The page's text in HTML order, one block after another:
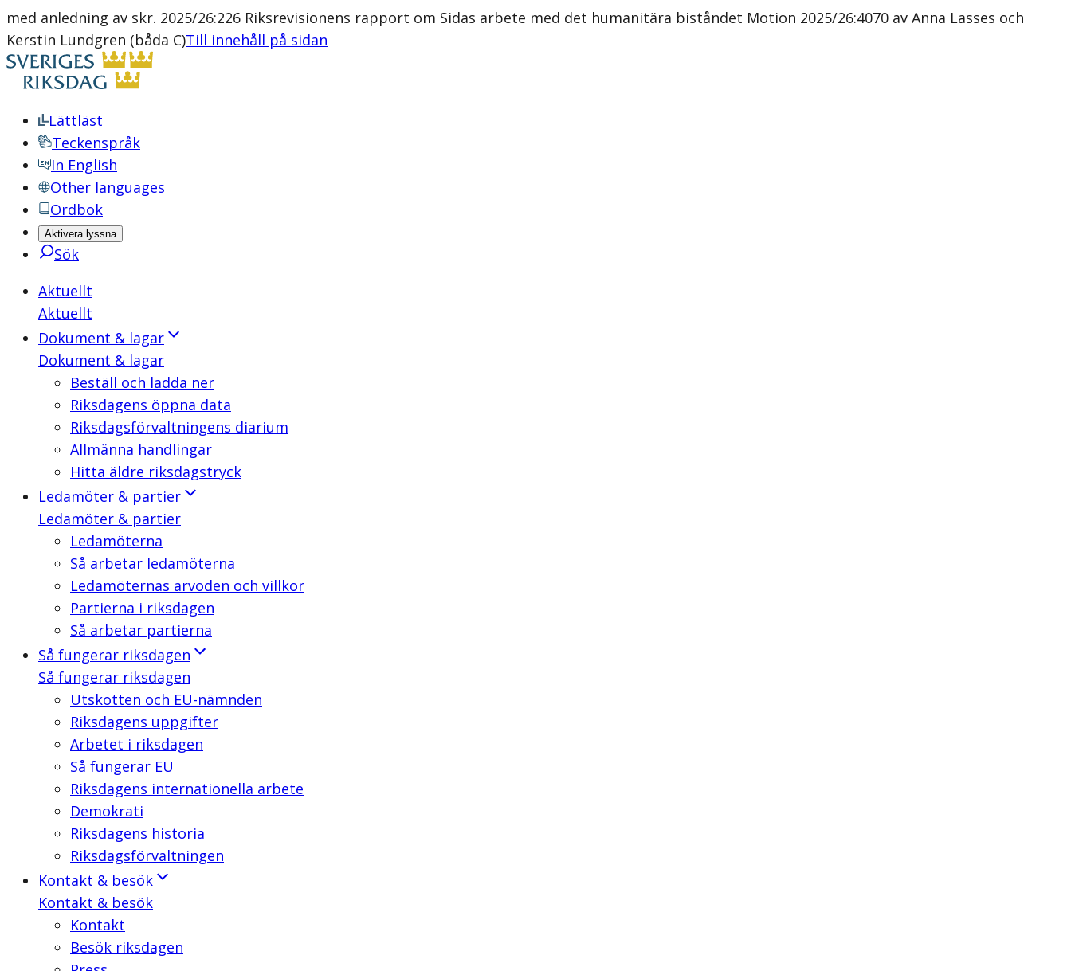
med anledning av skr. 2025/26:226 Riksrevisionens rapport om Sidas arbete med det humanitära biståndet Motion 2025/26:4070 av Anna Lasses och
Kerstin Lundgren (båda C)Till innehåll på sidan
Lättläst
Teckenspråk
In English
Other languages
Ordbok
Aktivera lyssna
Sök
Aktuellt
Aktuellt
Dokument & lagar
Dokument & lagar
Beställ och ladda ner
Riksdagens öppna data
Riksdagsförvaltningens diarium
Allmänna handlingar
Hitta äldre riksdagstryck
Ledamöter & partier
Ledamöter & partier
Ledamöterna
Så arbetar ledamöterna
Ledamöternas arvoden och villkor
Partierna i riksdagen
Så arbetar partierna
Så fungerar riksdagen
Så fungerar riksdagen
Utskotten och EU-nämnden
Riksdagens uppgifter
Arbetet i riksdagen
Så fungerar EU
Riksdagens internationella arbete
Demokrati
Riksdagens historia
Riksdagsförvaltningen
Kontakt & besök
Kontakt & besök
Kontakt
Besök riksdagen